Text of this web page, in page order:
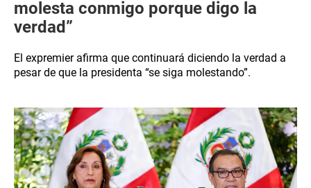
molesta conmigo porque digo la
verdad”
El expremier afirma que continuará diciendo la verdad a
pesar de que la presidenta “se siga molestando”.